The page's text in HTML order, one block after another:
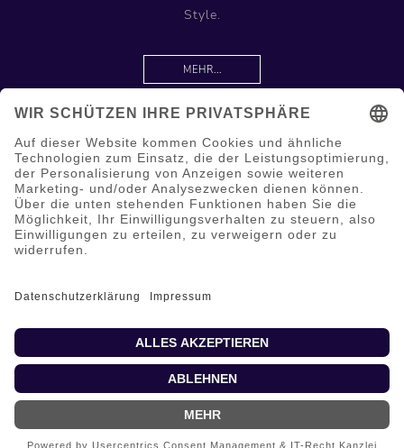
Style.
MEHR...
Information
Hilfe & Service
Copyright © 2026 shop.optik.one. Alle Rechte vorbehalten.